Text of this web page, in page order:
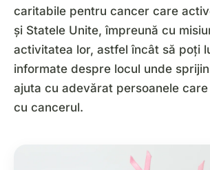
caritabile pentru cancer care
și Statele Unite, împreună cu
activitatea lor, astfel încât să poți
informate despre locul unde
ajuta cu adevărat persoanele
cu cancerul.